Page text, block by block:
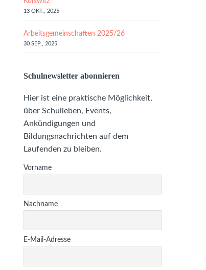
13 OKT., 2025
Arbeitsgemeinschaften 2025/26
30 SEP., 2025
Schulnewsletter abonnieren
Hier ist eine praktische Möglichkeit,
über Schulleben, Events,
Ankündigungen und
Bildungsnachrichten auf dem
Laufenden zu bleiben.
Vorname
Nachname
E-Mail-Adresse